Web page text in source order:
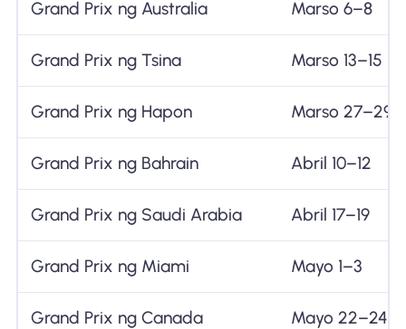
Grand Prix ng Australia Marso 6–8
Grand Prix ng Tsina Marso 13–15
Grand Prix ng Hapon Marso 27–29
Grand Prix ng Bahrain Abril 10–12
Grand Prix ng Saudi Arabia Abril 17–19
Grand Prix ng Miami Mayo 1–3
Grand Prix ng Canada Mayo 22–24